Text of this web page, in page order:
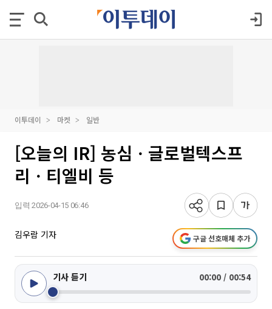
이투데이 마켓 일반
[오늘의 IR] 농심ㆍ글로벌텍스프
리ㆍ티엘비 등
입력 2026-04-15 06:46
김우람 기자 구글 선호매체 추가
기사 듣기 00:00 / 00:54